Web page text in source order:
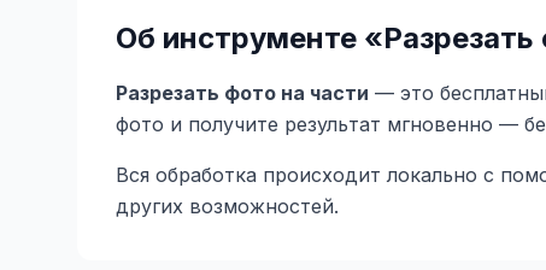
Об инструменте «
Разрезать фото на части — это
фото и получите результат мгновенно —
Вся обработка происходит локально с
других возможностей.